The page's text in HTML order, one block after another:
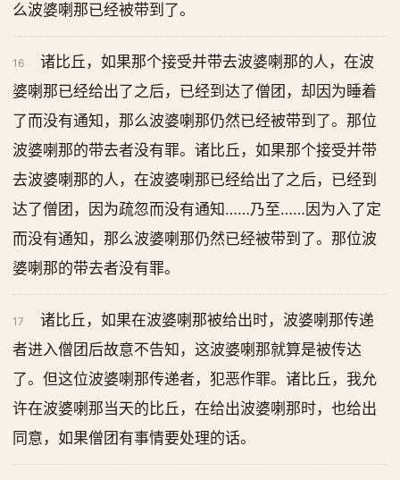
么波婆喇那已经被带到了。
16
诸比丘，如果那个接受并带去波婆喇那的人，在波
婆喇那已经给出了之后，已经到达了僧团，却因为睡着
了而没有通知，那么波婆喇那仍然已经被带到了。那位
波婆喇那的带去者没有罪。诸比丘，如果那个接受并带
去波婆喇那的人，在波婆喇那已经给出了之后，已经到
达了僧团，因为疏忽而没有通知……乃至……因为入了定
而没有通知，那么波婆喇那仍然已经被带到了。那位波
婆喇那的带去者没有罪。
17
诸比丘，如果在波婆喇那被给出时，波婆喇那传递
者进入僧团后故意不告知，这波婆喇那就算是被传达
了。但这位波婆喇那传递者，犯恶作罪。诸比丘，我允
许在波婆喇那当天的比丘，在给出波婆喇那时，也给出
同意，如果僧团有事情要处理的话。